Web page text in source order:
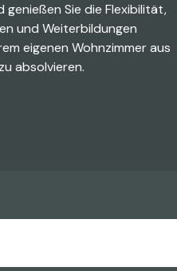
genießen Sie die Flexibilität,
und Weiterbildungen
eigenen Wohnzimmer aus
zu absolvieren.